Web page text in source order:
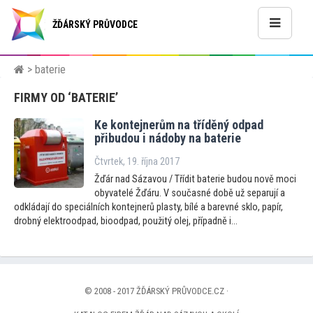
ŽĎÁRSKÝ PRŮVODCE
> baterie
FIRMY OD ‘BATERIE’
Ke kontejnerům na tříděný odpad
přibudou i nádoby na baterie
Čtvrtek, 19. října 2017
Žďár nad Sázavou / Třídit baterie budou nově moci
obyvatelé Žďáru. V současné době už separují a
odkládají do speciálních kontejnerů plasty, bílé a barevné sklo, papír,
drobný elektroodpad, bioodpad, použitý olej, případně i...
© 2008 - 2017 ŽĎÁRSKÝ PRŮVODCE.CZ ·